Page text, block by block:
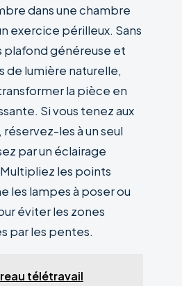
dans une chambre
exercice périlleux. Sans
plafond généreuse et
de lumière naturelle,
la pièce en
Si vous tenez aux
les à un seul
par un éclairage
les points
les lampes à poser ou
éviter les zones
par les pentes.
télétravail